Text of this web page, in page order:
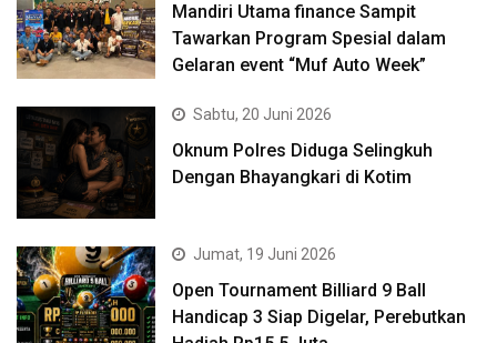
Mandiri Utama finance Sampit
Tawarkan Program Spesial dalam
Gelaran event “Muf Auto Week”
Sabtu, 20 Juni 2026
Oknum Polres Diduga Selingkuh
Dengan Bhayangkari di Kotim
Jumat, 19 Juni 2026
Open Tournament Billiard 9 Ball
Handicap 3 Siap Digelar, Perebutkan